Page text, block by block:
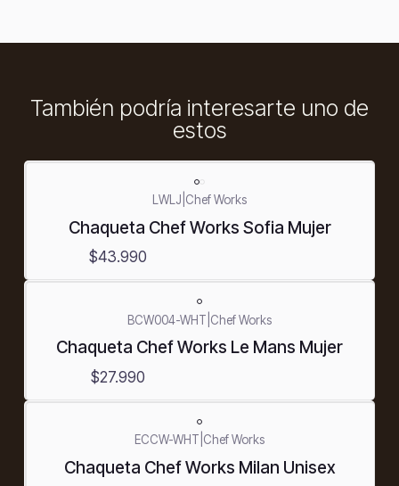
También podría interesarte uno de
estos
LWLJ Chef Works
Chaqueta Chef Works Sofia Mujer
$43.990
BCW004-WHT Chef Works
Chaqueta Chef Works Le Mans Mujer
$27.990
ECCW-WHT Chef Works
Chaqueta Chef Works Milan Unisex